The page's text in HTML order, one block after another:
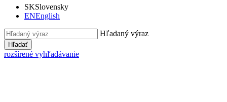
SKSlovensky
ENEnglish
Hľadaný výraz
Hľadať
rozšírené vyhľadávanie